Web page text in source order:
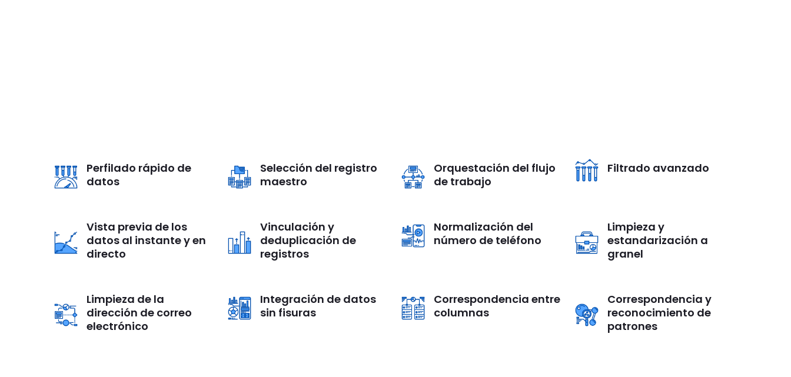
Perfilado rápido de
datos
Selección del registro
maestro
Orquestación del flujo
de trabajo
Filtrado avanzado
Vista previa de los
datos al instante y en
directo
Vinculación y
deduplicación de
registros
Normalización del
número de teléfono
Limpieza y
estandarización a
granel
Limpieza de la
dirección de correo
electrónico
Integración de datos
sin fisuras
Correspondencia entre
columnas
Correspondencia y
reconocimiento de
patrones